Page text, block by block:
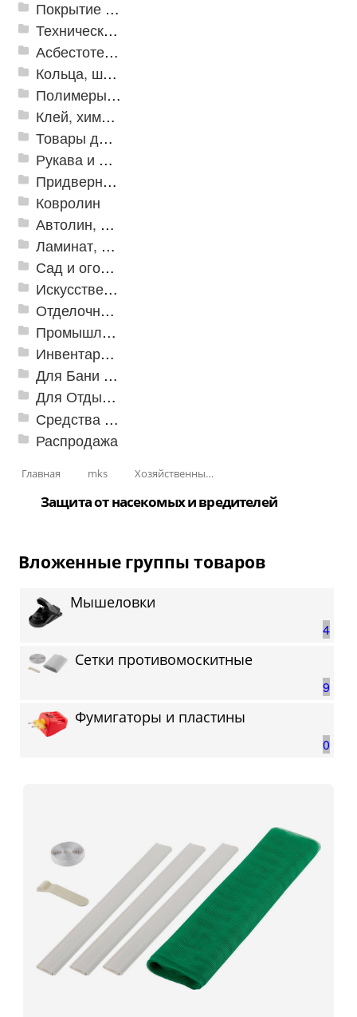
Покрытие из резиновой крошки
Техническая резина
Асбестотехнические и теплоизоляционные материалы
Кольца, шайбы, манжеты
Полимеры и пластики
Клей, химия, сопутствующие товары
Товары для дома
Рукава и шланги промышленные
Придверные решетки
Ковролин
Автолин, Транслин, Линолеум
Ламинат, Кварцвиниловая плитка SPC
Сад и огород
Искусственная трава
Отделочные профили
Промышленный текстиль
Инвентарь для клининга
Для Бани и Сауны
Для Отдыха и Пикника
Средства от насекомых и садовых вредителей
Распродажа
Главная mks Хозяйственные принадлежности
Защита от насекомых и вредителей
Вложенные группы товаров
4
Мышеловки
9
Сетки противомоскитные
0
Фумигаторы и пластины